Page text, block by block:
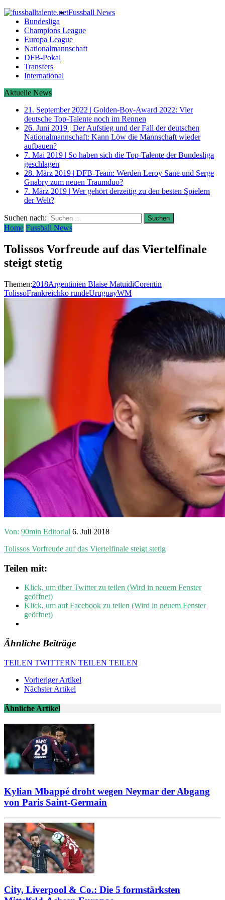
Fussball News
Bundesliga
Champions League
Europa League
Nationalmannschaft
DFB-Pokal
Transfers
International
Aktuelle News
21. September 2022 | Golden-Boy-Award 2022: Vier
deutsche Top-Talente noch im Rennen
26. Juni 2019 | Der Aufstieg und der Fall der deutschen
Nationalmannschaft: Kann Löw die Mannschaft wieder
aufbauen?
7. Mai 2019 | So haben sich die Top-Talente der Bundesliga
geschlagen
28. März 2019 | DFB-Team: Werden Leroy Sane und Serge
Gnabry zum neuen Traumduo?
7. März 2019 | Wer gehört derzeitig zu den besten Spielern
der Welt?
Suchen nach:
Home Fussball News
Tolissos Vorfreude auf das Viertelfinale
steigt stetig
Themen:2018Argentinien Blaise MatuidiCorentin
TolissoFrankreichko rundeUruguayWM
Von: 90min Editorial 6. Juli 2018
Tolissos Vorfreude auf das Viertelfinale steigt stetig
Teilen mit:
Klick, um über Twitter zu teilen (Wird in neuem Fenster
geöffnet)
Klick, um auf Facebook zu teilen (Wird in neuem Fenster
geöffnet)
Ähnliche Beiträge
TEILEN TWITTERN TEILEN TEILEN
Vorheriger Artikel
Nächster Artikel
Ähnliche Artikel
Kylian Mbappé droht wegen Neymar der Abgang
von Paris Saint-Germain
City, Liverpool & Co.: Die 5 formstärksten